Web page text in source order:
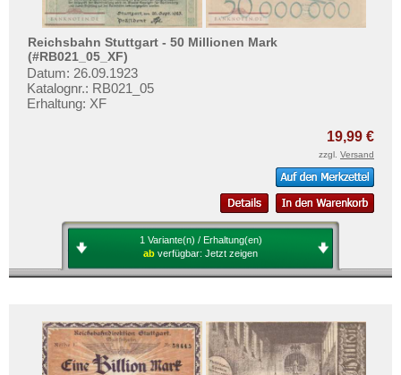
Testbanknoten
Banknotenbriefe
Kataloge
Aufbewahrung
Informationen
Preislisten
Gratisbanknoten
FAQ
Reichsbahn Stuttgart - 50 Millionen Mark
(#RB021_05_XF)
Datum: 26.09.1923
Katalognr.: RB021_05
Erhaltung: XF
19,99 €
zzgl. Versand
1 Variante(n) / Erhaltung(en)
ab verfügbar: Jetzt zeigen